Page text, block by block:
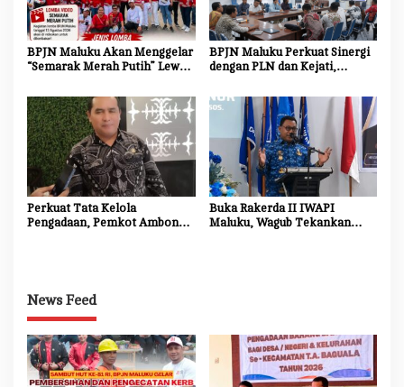
BPJN Maluku Akan Menggelar
“Semarak Merah Putih” Lewat
BPJN Maluku Perkuat Sinergi
dengan PLN dan Kejati,
Listrik Demi Kelancaran
Proyek Strategis
Perkuat Tata Kelola
Pengadaan, Pemkot Ambon
Buka Rakerda II IWAPI
Maluku, Wagub Tekankan
News Feed